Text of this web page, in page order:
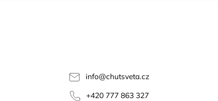
info@chutsveta.cz
+420 777 863 327